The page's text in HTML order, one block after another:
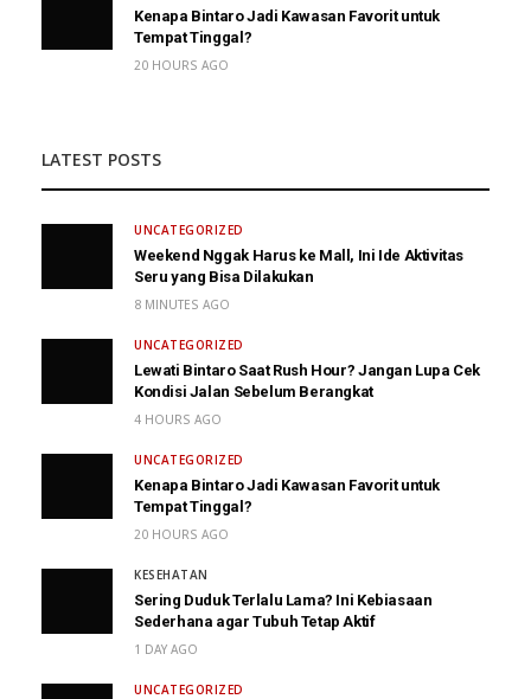
Kenapa Bintaro Jadi Kawasan Favorit untuk
Tempat Tinggal?
20 HOURS AGO
LATEST POSTS
UNCATEGORIZED
Weekend Nggak Harus ke Mall, Ini Ide Aktivitas
Seru yang Bisa Dilakukan
8 MINUTES AGO
UNCATEGORIZED
Lewati Bintaro Saat Rush Hour? Jangan Lupa Cek
Kondisi Jalan Sebelum Berangkat
4 HOURS AGO
UNCATEGORIZED
Kenapa Bintaro Jadi Kawasan Favorit untuk
Tempat Tinggal?
20 HOURS AGO
KESEHATAN
Sering Duduk Terlalu Lama? Ini Kebiasaan
Sederhana agar Tubuh Tetap Aktif
1 DAY AGO
UNCATEGORIZED